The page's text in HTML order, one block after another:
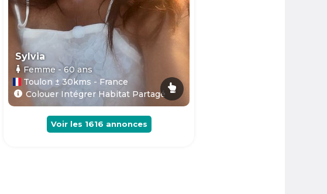
Sylvia
Femme - 60ans
Toulon ± 30kms - France
Colouer Intégrer Habitat Partagé
Voir les 1616 annonces